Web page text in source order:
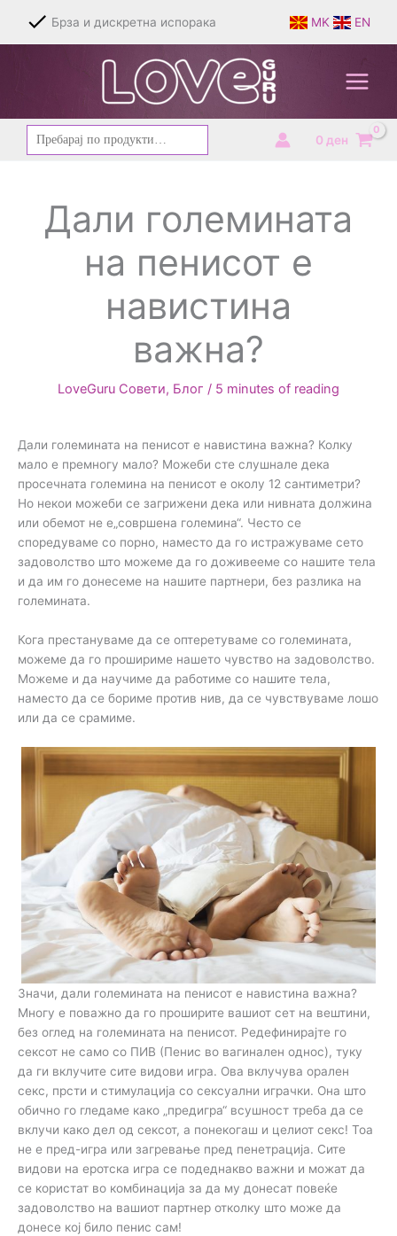
content
Брза и дискретна испорака MK EN
Барај
за:
0 ден
Дали големината
на пенисот е
навистина
важна?
LoveGuru Совети, Блог / 5 minutes of reading
Дали големината на пенисот е навистина важна? Колку
мало е премногу мало? Можеби сте слушнале дека
просечната големина на пенисот е околу 12 сантиметри?
Но некои можеби се загрижени дека или нивната должина
или обемот не е„совршена големина“. Често се
споредуваме со порно, наместо да го истражуваме сето
задоволство што можеме да го доживееме со нашите тела
и да им го донесеме на нашите партнери, без разлика на
големината.
Кога престануваме да се оптеретуваме со големината,
можеме да го прошириме нашето чувство на задоволство.
Можеме и да научиме да работиме со нашите тела,
наместо да се бориме против нив, да се чувствуваме лошо
или да се срамиме.
Значи, дали големината на пенисот е навистина важна?
Многу е поважно да го проширите вашиот сет на вештини,
без оглед на големината на пенисот. Редефинирајте го
сексот не само со ПИВ (Пенис во вагинален однос), туку
да ги вклучите сите видови игра. Ова вклучува орален
секс, прсти и стимулација со сексуални играчки. Она што
обично го гледаме како „предигра“ всушност треба да се
вклучи како дел од сексот, а понекогаш и целиот секс! Тоа
не е пред-игра или загревање пред пенетрација. Сите
видови на еротска игра се подеднакво важни и можат да
се користат во комбинација за да му донесат повеќе
задоволство на вашиот партнер отколку што може да
донесе кој било пенис сам!